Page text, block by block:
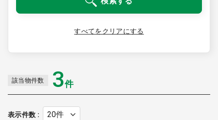
新規開業（戸建て・テナント）
開業支援事例
開業ノウハウ
個別相談会
すべてをクリアにする
該当物件数 3件
表示件数